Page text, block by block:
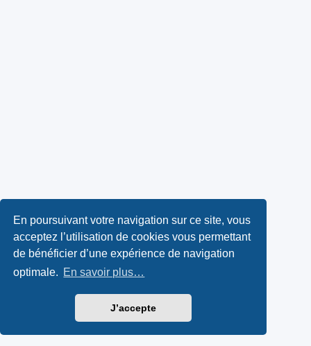
En poursuivant votre navigation sur ce site, vous
acceptez l’utilisation de cookies vous permettant
de bénéficier d’une expérience de navigation
optimale. En savoir plus…
J’accepte